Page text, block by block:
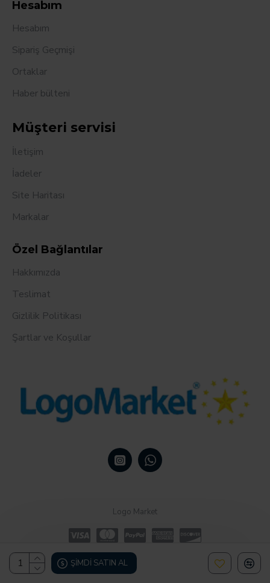
ŞIMDI SATIN AL
Hesabım
Hesabım
Sipariş Geçmişi
Ortaklar
Haber bülteni
Müşteri servisi
İletişim
İadeler
Site Haritası
Markalar
Özel Bağlantılar
Hakkımızda
Teslimat
Gizlilik Politikası
Şartlar ve Koşullar
Logo Market
Design, Hosting & Support By Shopgez.com